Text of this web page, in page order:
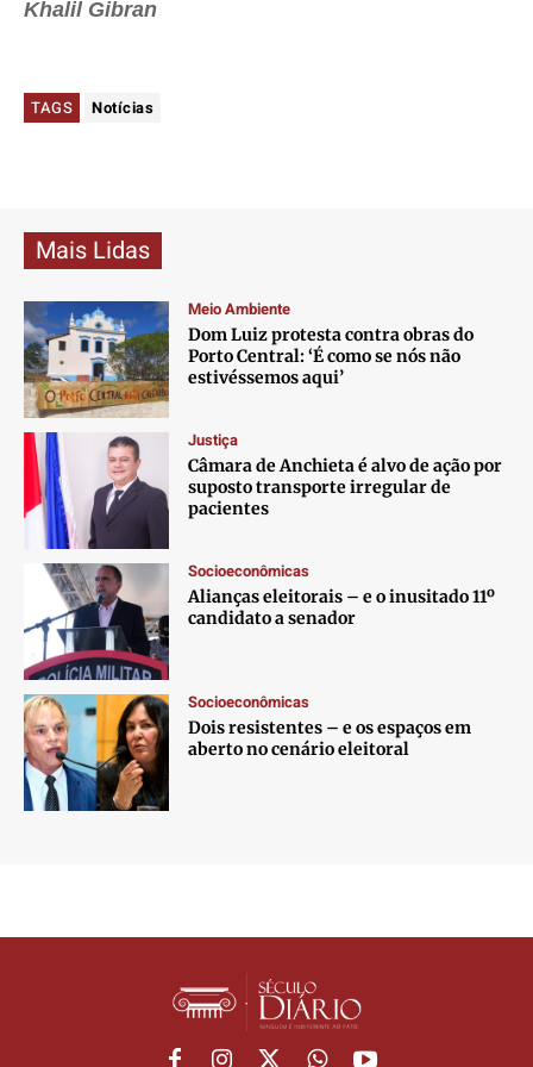
Khalil Gibran
TAGS Notícias
Mais Lidas
Meio Ambiente
Dom Luiz protesta contra obras do
Porto Central: ‘É como se nós não
estivéssemos aqui’
Justiça
Câmara de Anchieta é alvo de ação por
suposto transporte irregular de
pacientes
Socioeconômicas
Alianças eleitorais – e o inusitado 11º
candidato a senador
Socioeconômicas
Dois resistentes – e os espaços em
aberto no cenário eleitoral